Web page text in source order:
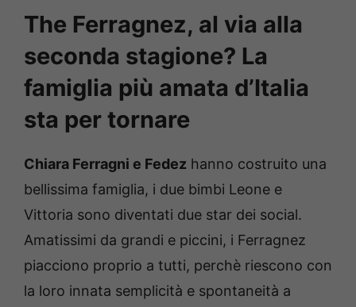
The Ferragnez, al via alla
seconda stagione? La
famiglia più amata d’Italia
sta per tornare
Chiara Ferragni e Fedez hanno costruito una
bellissima famiglia, i due bimbi Leone e
Vittoria sono diventati due star dei social.
Amatissimi da grandi e piccini, i Ferragnez
piacciono proprio a tutti, perchè riescono con
la loro innata semplicità e spontaneità a